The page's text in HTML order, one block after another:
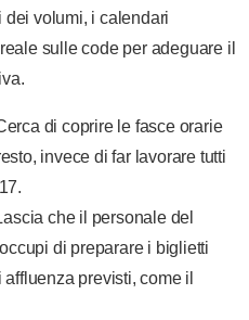
volumi, i calendari
sulle code per adeguare il
di coprire le fasce orarie
invece di far lavorare tutti
che il personale del
di preparare i biglietti
previsti, come il